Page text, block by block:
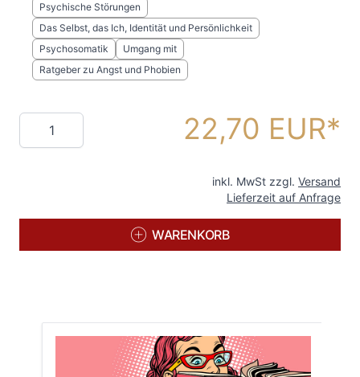
Psychische Störungen
Das Selbst, das Ich, Identität und Persönlichkeit
Psychosomatik
Umgang mit
Ratgeber zu Angst und Phobien
Menge 22,70 EUR
inkl. MwSt zzgl. Versand
Lieferzeit auf Anfrage
WARENKORB